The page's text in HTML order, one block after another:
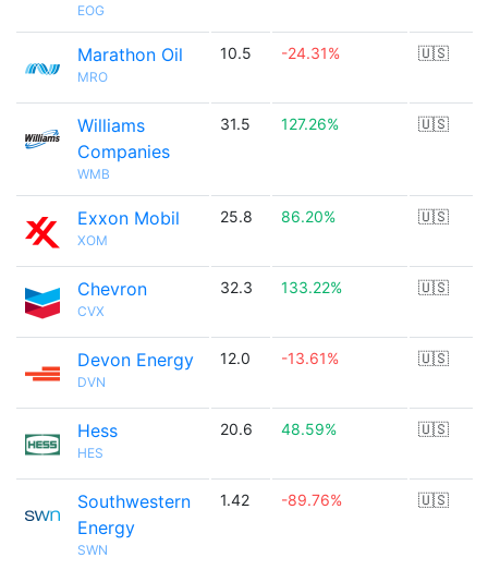
EOG
Marathon Oil
MRO
10.5 -24.31% 🇺🇸
Williams
Companies
WMB
31.5 127.26% 🇺🇸
Exxon Mobil
XOM
25.8 86.20% 🇺🇸
Chevron
CVX
32.3 133.22% 🇺🇸
Devon Energy
DVN
12.0 -13.61% 🇺🇸
Hess
HES
20.6 48.59% 🇺🇸
Southwestern
Energy
SWN
1.42 -89.76% 🇺🇸